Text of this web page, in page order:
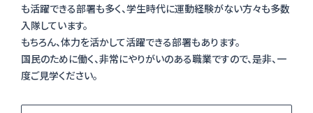
も活躍できる部署も多く、学生時代に運動経験がない方々も多数
入隊しています。
もちろん、体力を活かして活躍できる部署もあります。
国民のために働く、非常にやりがいのある職業ですので、是非、一